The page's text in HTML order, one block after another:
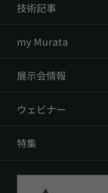
技術記事
my Murata
展示会情報
ウェビナー
特集